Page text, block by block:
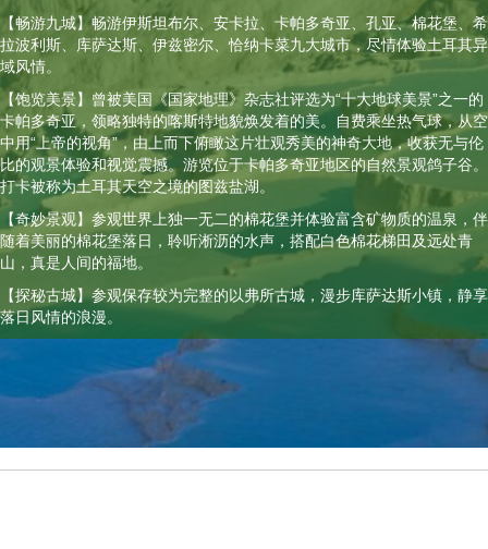
【畅游九城】畅游伊斯坦布尔、安卡拉、卡帕多奇亚、孔亚、棉花堡、希
拉波利斯、库萨达斯、伊兹密尔、恰纳卡菜九大城市，尽情体验土耳其异
域风情。
【饱览美景】曾被美国《国家地理》杂志社评选为“十大地球美景”之一的
卡帕多奇亚，领略独特的喀斯特地貌焕发着的美。自费乘坐热气球，从空
中用“上帝的视角”，由上而下俯瞰这片壮观秀美的神奇大地，收获无与伦
比的观景体验和视觉震撼。游览位于卡帕多奇亚地区的自然景观鸽子谷。
打卡被称为土耳其天空之境的图兹盐湖。
【奇妙景观】参观世界上独一无二的棉花堡并体验富含矿物质的温泉，伴
随着美丽的棉花堡落日，聆听淅沥的水声，搭配白色棉花梯田及远处青
山，真是人间的福地。
【探秘古城】参观保存较为完整的以弗所古城，漫步库萨达斯小镇，静享
落日风情的浪漫。